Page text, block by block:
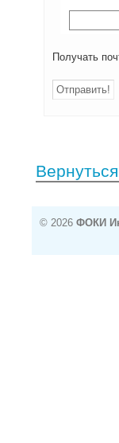
Получать
© 2026 ФОКИ